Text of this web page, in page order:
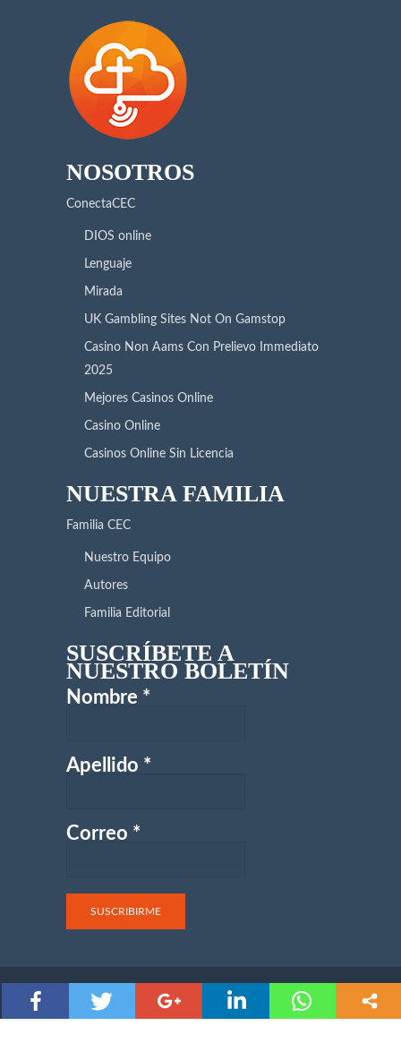
NOSOTROS
ConectaCEC
DIOS online
Lenguaje
Mirada
UK Gambling Sites Not On Gamstop
Casino Non Aams Con Prelievo Immediato
2025
Mejores Casinos Online
Casino Online
Casinos Online Sin Licencia
NUESTRA FAMILIA
Familia CEC
Nuestro Equipo
Autores
Familia Editorial
SUSCRÍBETE A
NUESTRO BOLETÍN
Nombre *
Apellido *
Correo *
COPYRIGHT © 2017 - CENTRO DE ESTUDIOS CATÓLICOS CEC.